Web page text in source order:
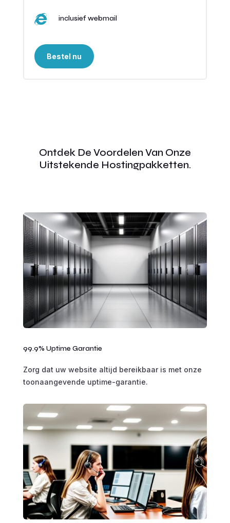
 inclusief webmail
Bestel nu
Ontdek De Voordelen Van Onze
Uitstekende Hostingpakketten.
99.9% Uptime Garantie
Zorg dat uw website altijd bereikbaar is met onze
toonaangevende uptime-garantie.